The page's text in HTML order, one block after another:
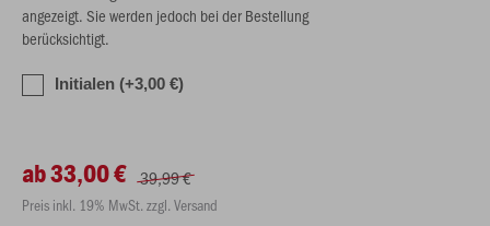
angezeigt. Sie werden jedoch bei der Bestellung
berücksichtigt.
Initialen (+3,00 €)
ab 33,00 € 39,99 €
Preis inkl. 19% MwSt. zzgl. Versand